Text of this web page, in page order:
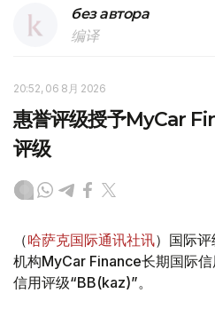
без автора
编译
20:52, 06 8月 2026
惠誉评级授予MyCar
评级
（哈萨克国际通讯社讯）国际
机构MyCar Finance长期国际
信用评级“BB(kaz)”。